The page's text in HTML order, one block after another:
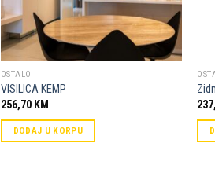
OSTALO
VISILICA KEMP
256,70 KM
DODAJ U KORPU